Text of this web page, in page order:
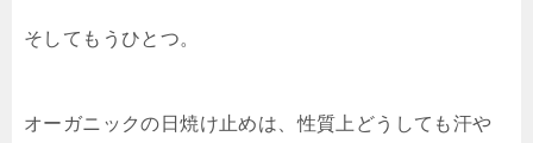
そしてもうひとつ。
オーガニックの日焼け止めは、性質上どうしても汗や